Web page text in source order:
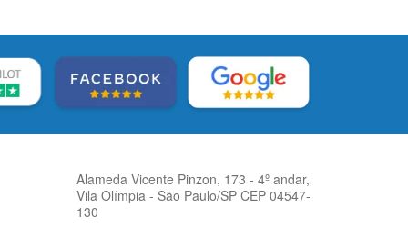
Alameda Vicente Pinzon, 173 - 4º andar,
Vila Olímpia - São Paulo/SP CEP 04547-
130